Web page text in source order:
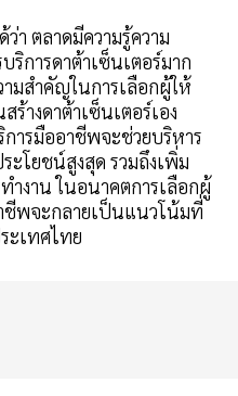
า ตลาดมีความรู้ความ
ริการดาต้าเซ็นเตอร์มาก
มสำคัญในการเลือกผู้ให้
างดาต้าเซ็นเตอร์เอง
ารมืออาชีพจะช่วยบริหาร
ะโยชน์สูงสุด รวมถึงเพิ่ม
งาน ในอนาคตการเลือกผู้
ชีพจะกลายเป็นแนวโน้มที่
ะเทศไทย